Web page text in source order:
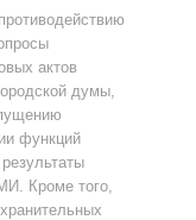
актов
думы,
функций
Кроме того,